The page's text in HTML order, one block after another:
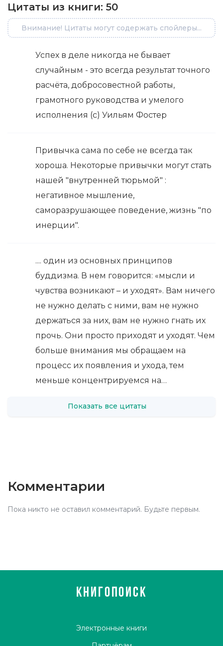
Цитаты из книги: 50
Внимание! Цитаты могут содержать спойлеры...
Успех в деле никогда не бывает
случайным - это всегда результат точного
расчёта, добросовестной работы,
грамотного руководства и умелого
исполнения (с) Уильям Фостер
Привычка сама по себе не всегда так
хороша. Некоторые привычки могут стать
нашей "внутренней тюрьмой" :
негативное мышление,
саморазрушающее поведение, жизнь "по
инерции".
.... один из основных принципов
буддизма. В нем говорится: «мысли и
чувства возникают – и уходят». Вам ничего
не нужно делать с ними, вам не нужно
держаться за них, вам не нужно гнать их
прочь. Они просто приходят и уходят. Чем
больше внимания мы обращаем на
процесс их появления и ухода, тем
меньше концентрируемся на…
Показать все цитаты
Комментарии
Пока никто не оставил комментарий. Будьте первым.
КНИГОПОИСК
Электронные книги